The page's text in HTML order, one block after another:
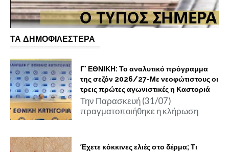
ΤΑ ΔΗΜΟΦΙΛΕΣΤΕΡΑ
Γ' ΕΘΝΙΚΗ: Το αναλυτικό πρόγραμμα
της σεζόν 2026/27-Με νεοφώτιστους οι
τρεις πρώτες αγωνιστικές η Καστοριά
Την Παρασκευή (31/07)
πραγματοποιήθηκε η κλήρωση
Έχετε κόκκινες ελιές στο δέρμα; Τι